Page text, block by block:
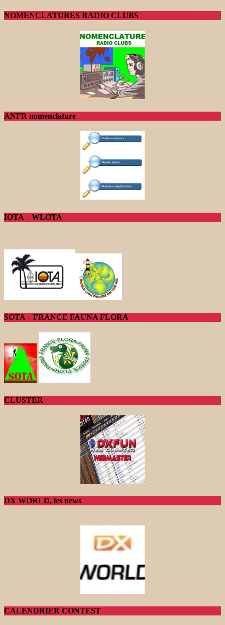
NOMENCLATURES RADIO CLUBS
ANFR nomenclature
IOTA – WLOTA
SOTA – FRANCE FAUNA FLORA
CLUSTER
DX WORLD, les news
CALENDRIER CONTEST